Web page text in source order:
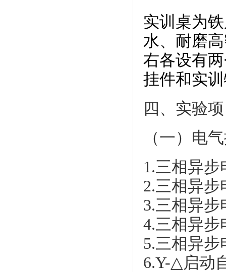
实训桌为
水、耐磨
右各设有
挂件和实
四、实验
（一）电
1.三相异
2.三相异
3.三相异
4.三相异
5.三相异
6.Y-△启动